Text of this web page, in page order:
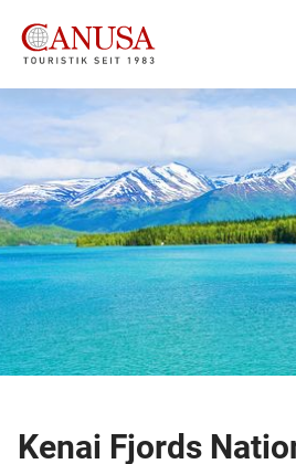
Reiseziele
Reisearten
Inspiration
Service
Kenai Fjords